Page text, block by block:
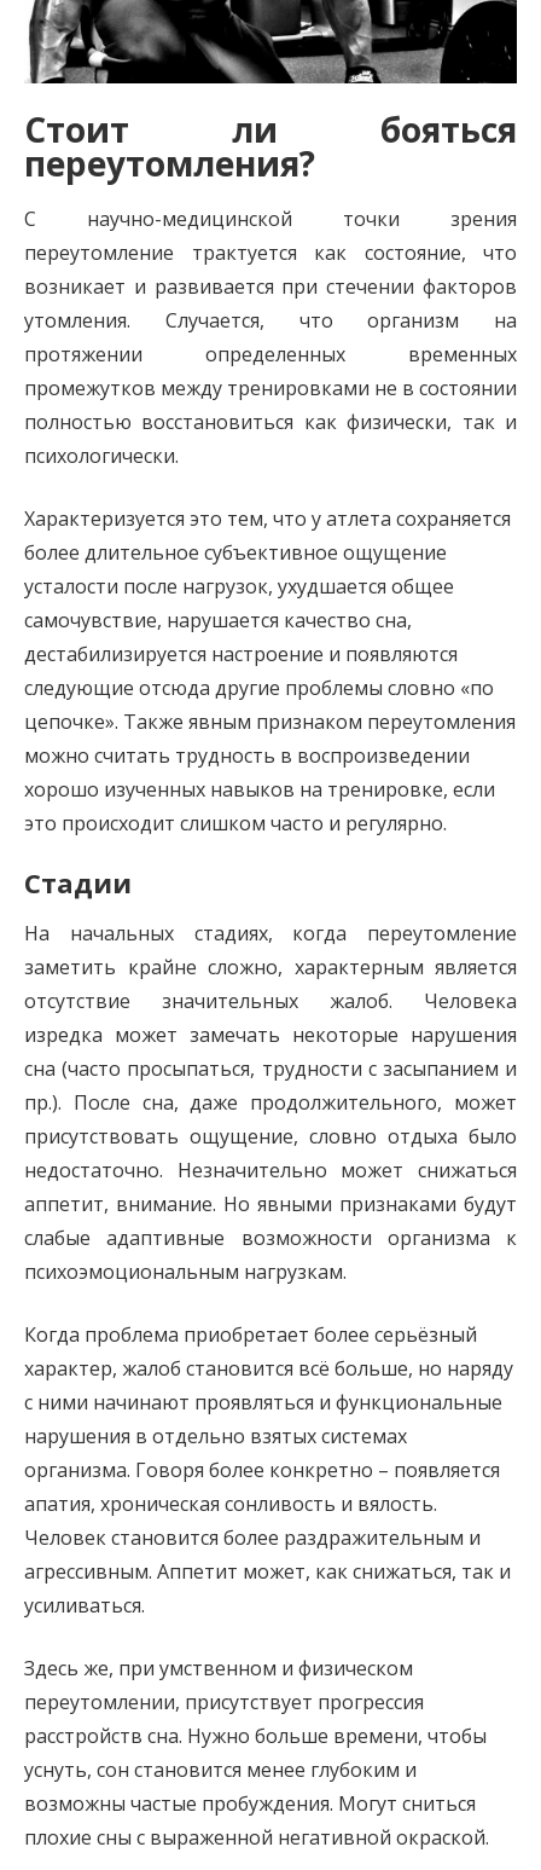
Стоит ли бояться
переутомления?
С научно-медицинской точки зрения
переутомление трактуется как состояние, что
возникает и развивается при стечении факторов
утомления. Случается, что организм на
протяжении определенных временных
промежутков между тренировками не в состоянии
полностью восстановиться как физически, так и
психологически.
Характеризуется это тем, что у атлета сохраняется
более длительное субъективное ощущение
усталости после нагрузок, ухудшается общее
самочувствие, нарушается качество сна,
дестабилизируется настроение и появляются
следующие отсюда другие проблемы словно «по
цепочке». Также явным признаком переутомления
можно считать трудность в воспроизведении
хорошо изученных навыков на тренировке, если
это происходит слишком часто и регулярно.
Стадии
На начальных стадиях, когда переутомление
заметить крайне сложно, характерным является
отсутствие значительных жалоб. Человека
изредка может замечать некоторые нарушения
сна (часто просыпаться, трудности с засыпанием и
пр.). После сна, даже продолжительного, может
присутствовать ощущение, словно отдыха было
недостаточно. Незначительно может снижаться
аппетит, внимание. Но явными признаками будут
слабые адаптивные возможности организма к
психоэмоциональным нагрузкам.
Когда проблема приобретает более серьёзный
характер, жалоб становится всё больше, но наряду
с ними начинают проявляться и функциональные
нарушения в отдельно взятых системах
организма. Говоря более конкретно – появляется
апатия, хроническая сонливость и вялость.
Человек становится более раздражительным и
агрессивным. Аппетит может, как снижаться, так и
усиливаться.
Здесь же, при умственном и физическом
переутомлении, присутствует прогрессия
расстройств сна. Нужно больше времени, чтобы
уснуть, сон становится менее глубоким и
возможны частые пробуждения. Могут сниться
плохие сны с выраженной негативной окраской.